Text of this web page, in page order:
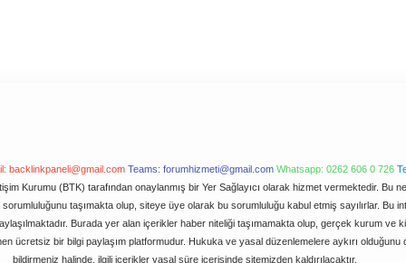
backlinkpaneli@gmail.com Teams: forumhizmeti@gmail.com Whatsapp: 0262 606 0 726
Kurumu (BTK) tarafından onaylanmış bir Yer Sağlayıcı olarak hizmet vermektedir.
taşımakta olup, siteye üye olarak bu sorumluluğu kabul etmiş sayılırlar.
Burada yer alan içerikler haber niteliği taşımamakta olup, gerçek kurum
ücretsiz bir bilgi paylaşım platformudur. Hukuka ve yasal düzenlemelere aykırı
bildirmeniz halinde, ilgili içerikler yasal süre içerisinde sitemizden kaldırılacaktır.